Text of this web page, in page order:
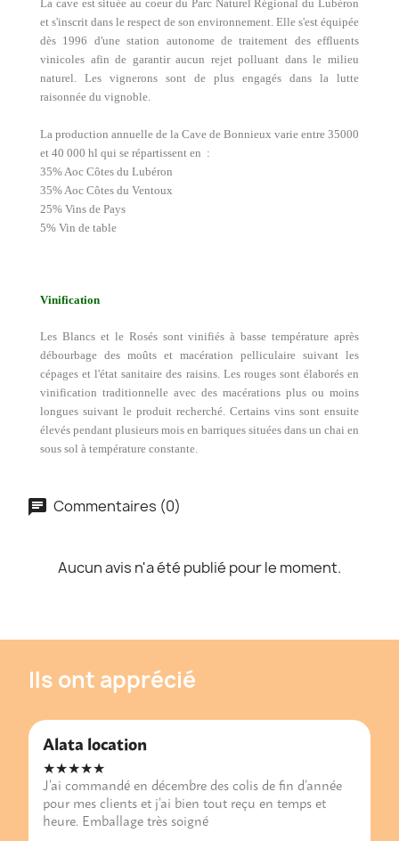
La cave est située au coeur du Parc Naturel Régional du Lubéron
et s'inscrit dans le respect de son environnement. Elle s'est équipée
dès 1996 d'une station autonome de traitement des effluents
vinicoles afin de garantir aucun rejet polluant dans le milieu
naturel. Les vignerons sont de plus engagés dans la lutte
raisonnée du vignoble.
La production annuelle de la Cave de Bonnieux varie entre 35000
et 40 000 hl qui se répartissent en :
35% Aoc Côtes du Lubéron
35% Aoc Côtes du Ventoux
25% Vins de Pays
5% Vin de table
Vinification
Les Blancs et le Rosés sont vinifiés à basse température après
débourbage des moûts et macération pelliculaire suivant les
cépages et l'état sanitaire des raisins. Les rouges sont élaborés en
vinification traditionnelle avec des macérations plus ou moins
longues suivant le produit recherché. Certains vins sont ensuite
élevés pendant plusieurs mois en barriques situées dans un chai en
sous sol à température constante.
Commentaires (0)
Aucun avis n'a été publié pour le moment.
Ils ont apprécié
Alata location
★★★★★
J’ai commandé en décembre des colis de fin d’année
pour mes clients et j’ai bien tout reçu en temps et
heure. Emballage très soigné